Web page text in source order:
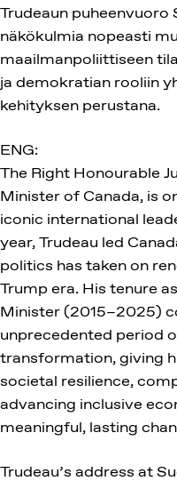
Trudeaun puheenvuoro
näkökulmia nopeasti
maailmanpoliittiseen
ja demokratian rooliin
kehityksen perustana.
ENG:
The Right Honourable
Minister of Canada, is
iconic international
year, Trudeau led
politics has taken on
Trump era. His tenure
Minister (2015–2025)
unprecedented period
transformation, giving
societal resilience,
advancing inclusive
meaningful, lasting
Trudeau’s address at